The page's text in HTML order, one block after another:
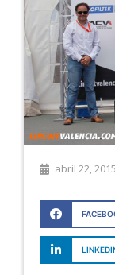
abril 22, 2015